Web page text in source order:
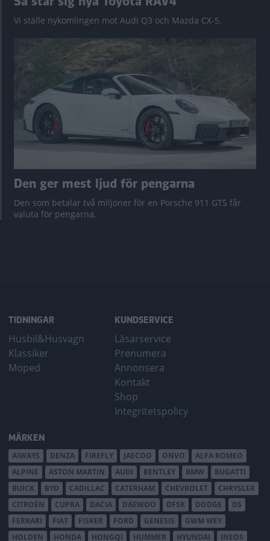
Vi ställe nykomlingen mot Audi Q3 och Mazda CX-5.
Den ger mest ljud för pengarna
Den som betalar två miljoner för en Porsche 911 GTS får
valuta för pengarna.
TIDNINGAR
Husbil&Husvagn
Klassiker
Moped
KUNDSERVICE
Läsarservice
Prenumera
Annonsera
Kontakt
Shop
Integritetspolicy
MÄRKEN
AIWAYS DENZA FIREFLY JAECOO ONVO
ALFA ROMEO
ALPINE
ASTON MARTIN AUDI BENTLEY BMW
BUGATTI
BUICK
BYD CADILLAC CATERHAM CHEVROLET
CHRYSLER
CITROËN
CUPRA DACIA DAEWOO DFSK DODGE
DS
FERRARI
FIAT FISKER FORD GENESIS
GWM WEY
HOLDEN
HONDA HONGQI HUMMER HYUNDAI INEOS